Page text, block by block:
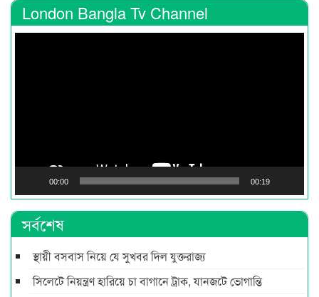
London Bangla Tv Channel
00:00 00:19
সর্বশেষ
স্থায়ী বসবাস নিয়ে যে সুখবর দিল যুক্তরাজ্য
সিলেটে নিয়ন্ত্রণ হারিয়ে চা বাগানে ট্রাক, যানজটে ভোগান্তি